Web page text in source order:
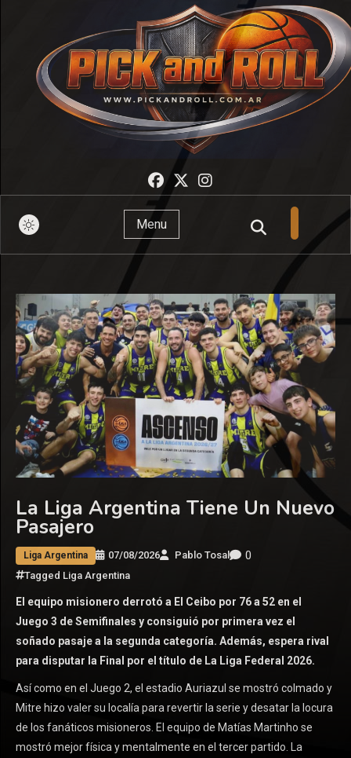
Pick And Roll
Menu
La Liga Argentina Tiene Un Nuevo
Pasajero
Liga Argentina 07/08/2026 Pablo Tosal 0
Tagged Liga Argentina
El equipo misionero derrotó a El Ceibo por 76 a 52 en el
Juego 3 de Semifinales y consiguió por primera vez el
soñado pasaje a la segunda categoría. Además, espera rival
para disputar la Final por el título de La Liga Federal 2026.
Así como en el Juego 2, el estadio Auriazul se mostró colmado y
Mitre hizo valer su localía para revertir la serie y desatar la locura
de los fanáticos misioneros. El equipo de Matías Martinho se
mostró mejor física y mentalmente en el tercer partido. La